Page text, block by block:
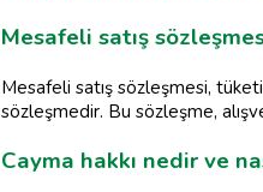
Mesafeli satış
Mesafeli satış sözleşmesi,
sözleşmedir. Bu sözleşme,
Cayma hakkı nedir ve